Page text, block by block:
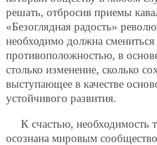
решать, отбросив приемы
«Безоглядная радость»
необходимо должна смениться
противоположностью, в
столько изменение, сколько
выступающее в качестве
устойчивого развития.
К счастью, необходимость
осознана мировым